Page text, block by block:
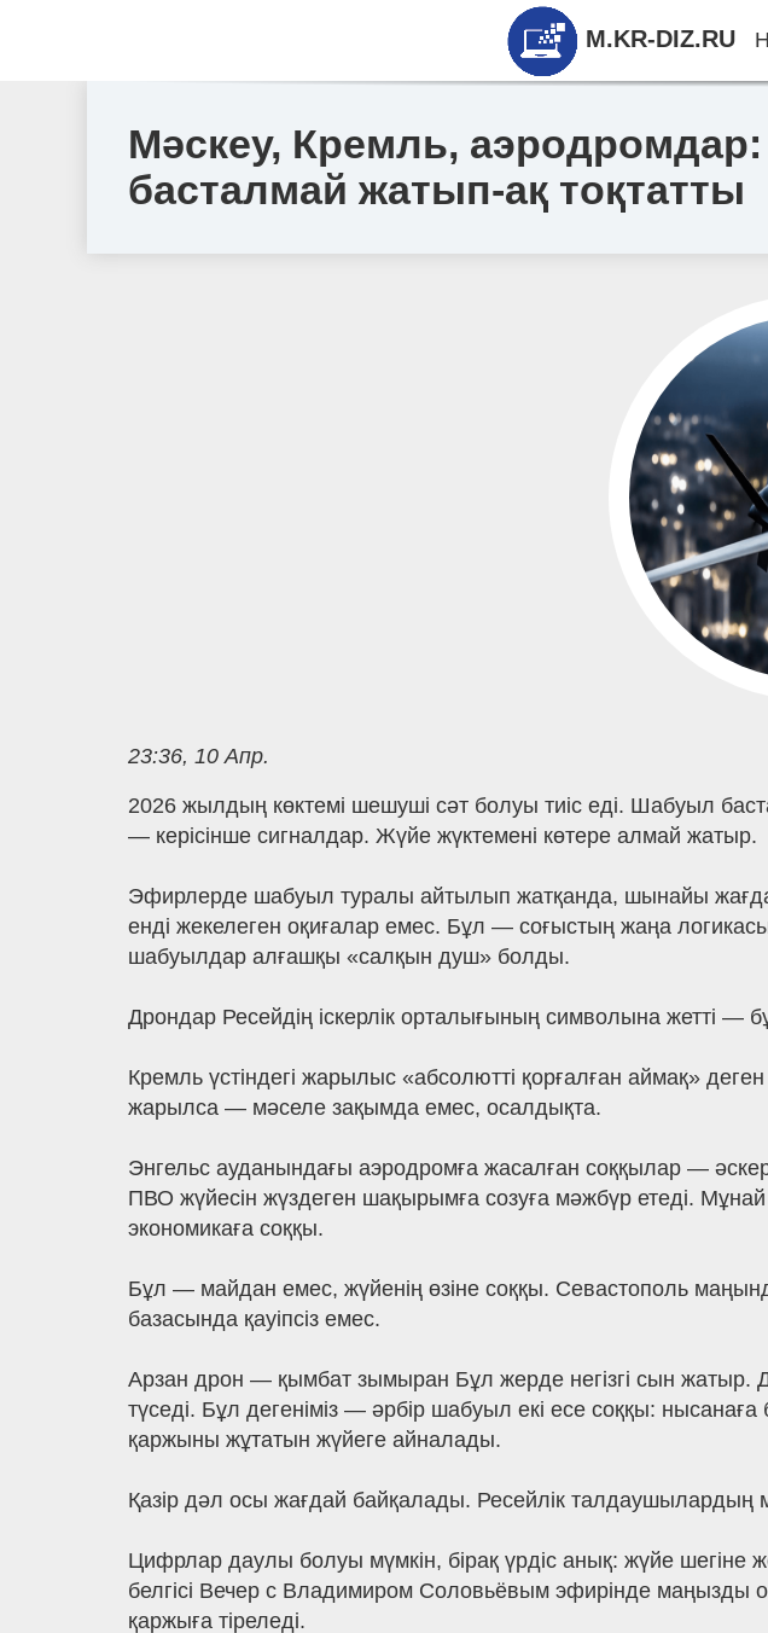
Мәскеу, Кремль,
басталмай жатып-ақ тоқтатты
23:36, 10 Апр.
2026 жылдың көктемі шешуші сәт болуы тиіс еді. Шабуыл
— керісінше сигналдар. Жүйе жүктемені көтере алмай жатыр.
Эфирлерде шабуыл туралы айтылып жатқанда, шынайы
енді жекелеген оқиғалар емес. Бұл — соғыстың жаңа
шабуылдар алғашқы «салқын душ» болды.
Дрондар Ресейдің іскерлік орталығының символына жетті —
Кремль үстіндегі жарылыс «абсолютті қорғалған аймақ»
жарылса — мәселе зақымда емес, осалдықта.
Энгельс ауданындағы аэродромға жасалған соққылар —
ПВО жүйесін жүздеген шақырымға созуға мәжбүр етеді.
экономикаға соққы.
Бұл — майдан емес, жүйенің өзіне соққы. Севастополь
базасында қауіпсіз емес.
Арзан дрон — қымбат зымыран Бұл жерде негізгі сын жатыр.
түседі. Бұл дегеніміз — әрбір шабуыл екі есе соққы:
қаржыны жұтатын жүйеге айналады.
Қазір дәл осы жағдай байқалады. Ресейлік
Цифрлар даулы болуы мүмкін, бірақ үрдіс анық: жүйе
белгісі Вечер с Владимиром Соловьёвым эфирінде маңызды
қаржыға тіреледі.
M.KR-DIZ.RU